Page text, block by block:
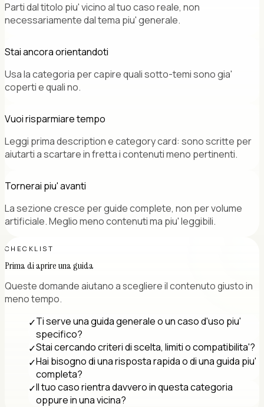
Parti dal titolo piu' vicino al tuo caso reale, non
necessariamente dal tema piu' generale.
Stai ancora orientandoti
Usa la categoria per capire quali sotto-temi sono gia'
coperti e quali no.
Vuoi risparmiare tempo
Leggi prima description e category card: sono scritte per
aiutarti a scartare in fretta i contenuti meno pertinenti.
Tornerai piu' avanti
La sezione cresce per guide complete, non per volume
artificiale. Meglio meno contenuti ma piu' leggibili.
CHECKLIST
Prima di aprire una guida
Queste domande aiutano a scegliere il contenuto giusto in
meno tempo.
✓Ti serve una guida generale o un caso d'uso piu'
specifico?
✓Stai cercando criteri di scelta, limiti o compatibilita'?
✓Hai bisogno di una risposta rapida o di una guida piu'
completa?
✓Il tuo caso rientra davvero in questa categoria
oppure in una vicina?